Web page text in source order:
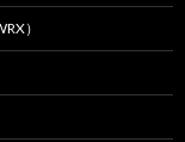
）